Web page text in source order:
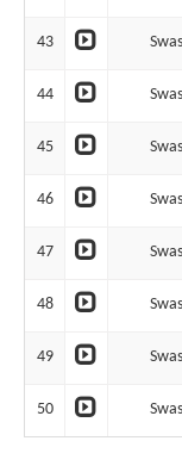
43
44
45
46
47
48
49
50